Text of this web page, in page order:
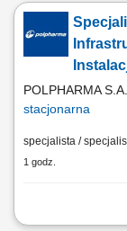
instalacji
bieżąco
niezbędnych
celu zapewnienia
POLPHARMA S.A.
stacjonarna
specjalista /
1 godz.
Zakres